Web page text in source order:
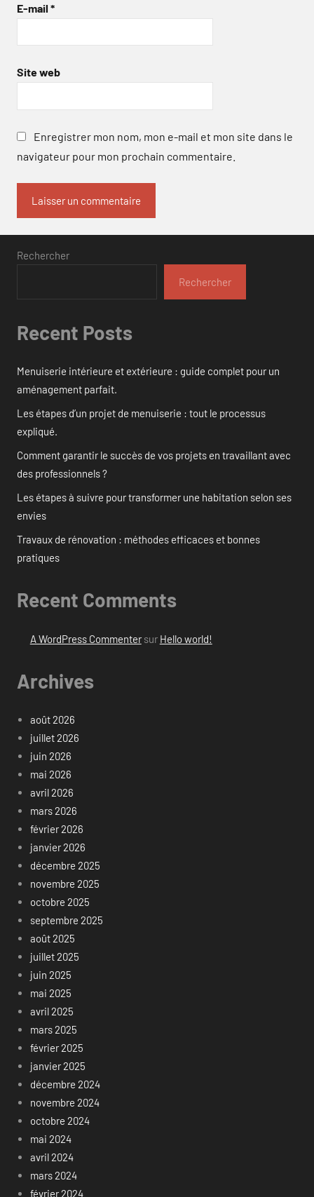
E-mail *
Site web
Enregistrer mon nom, mon e-mail et mon site dans le
navigateur pour mon prochain commentaire.
Rechercher
Rechercher
Recent Posts
Menuiserie intérieure et extérieure : guide complet pour un
aménagement parfait.
Les étapes d’un projet de menuiserie : tout le processus
expliqué.
Comment garantir le succès de vos projets en travaillant avec
des professionnels ?
Les étapes à suivre pour transformer une habitation selon ses
envies
Travaux de rénovation : méthodes efficaces et bonnes
pratiques
Recent Comments
A WordPress Commentersur Hello world!
Archives
août 2026
juillet 2026
juin 2026
mai 2026
avril 2026
mars 2026
février 2026
janvier 2026
décembre 2025
novembre 2025
octobre 2025
septembre 2025
août 2025
juillet 2025
juin 2025
mai 2025
avril 2025
mars 2025
février 2025
janvier 2025
décembre 2024
novembre 2024
octobre 2024
mai 2024
avril 2024
mars 2024
février 2024